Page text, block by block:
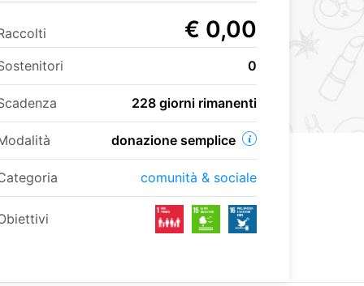
€ 0,00
0
228 giorni rimanenti
donazione semplice
comunità & sociale